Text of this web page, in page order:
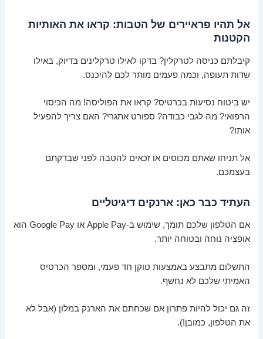
אל תהיו פראיירים של הטבות: קראו את האותיות
הקטנות
קיבלתם כניסה לטרקלין? בדקו לאילו טרקלינים בדיוק, באילו
שדות תעופה, וכמה פעמים מותר לכם להיכנס.
יש ביטוח נסיעות בכרטיס? קראו את הפוליסה! מה הכיסוי
הרפואי? מה לגבי כבודה? ספורט אתגרי? האם צריך להפעיל
אותו?
אל תניחו שאתם מכוסים או זכאים להטבה לפני שבדקתם
בעצמכם.
העתיד כבר כאן: ארנקים דיגיטליים
אם הטלפון שלכם תומך, שימוש ב-Apple Pay או Google Pay הוא
אופציה נוחה ובטוחה יותר.
התשלום מתבצע באמצעות טוקן חד פעמי, ומספר הכרטיס
האמיתי שלכם לא נחשף.
זה גם יכול להיות פתרון אם שכחתם את הארנק במלון (אבל לא
את הטלפון, כמובן!).